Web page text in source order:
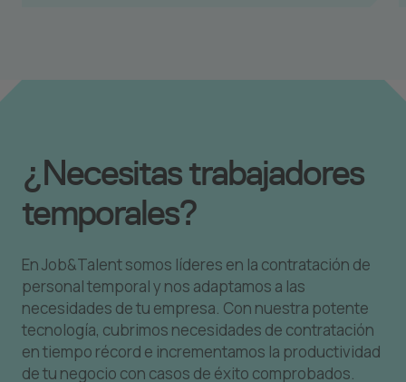
¿Necesitas trabajadores
temporales?
En Job&Talent somos líderes en la contratación de
personal temporal y nos adaptamos a las
necesidades de tu empresa. Con nuestra potente
tecnología, cubrimos necesidades de contratación
en tiempo récord e incrementamos la productividad
de tu negocio con casos de éxito comprobados.